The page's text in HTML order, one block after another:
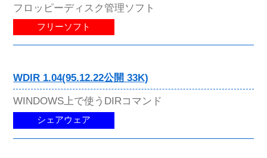
フロッピーディスク管理ソフト
フリーソフト
WDIR 1.04(95.12.22公開 33K)
WINDOWS上で使うDIRコマンド
シェアウェア